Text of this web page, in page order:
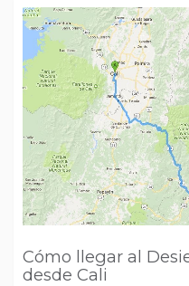
Cómo llegar al
desde Cali